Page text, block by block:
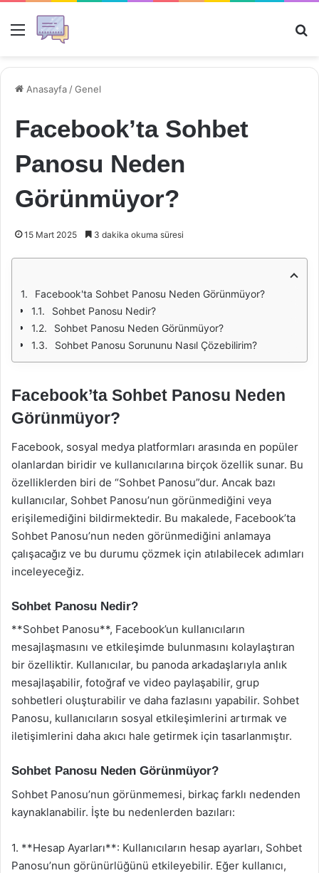
Menü
Anasayfa /Genel
Facebook’ta Sohbet
Panosu Neden
Görünmüyor?
15 Mart 2025 3 dakika okuma süresi
Facebook'ta Sohbet Panosu Neden Görünmüyor?
Sohbet Panosu Nedir?
Sohbet Panosu Neden Görünmüyor?
Sohbet Panosu Sorununu Nasıl Çözebilirim?
Facebook’ta Sohbet Panosu Neden
Görünmüyor?
Facebook, sosyal medya platformları arasında en popüler
olanlardan biridir ve kullanıcılarına birçok özellik sunar. Bu
özelliklerden biri de “Sohbet Panosu”dur. Ancak bazı
kullanıcılar, Sohbet Panosu’nun görünmediğini veya
erişilemediğini bildirmektedir. Bu makalede, Facebook’ta
Sohbet Panosu’nun neden görünmediğini anlamaya
çalışacağız ve bu durumu çözmek için atılabilecek adımları
inceleyeceğiz.
Sohbet Panosu Nedir?
**Sohbet Panosu**, Facebook’un kullanıcıların
mesajlaşmasını ve etkileşimde bulunmasını kolaylaştıran
bir özelliktir. Kullanıcılar, bu panoda arkadaşlarıyla anlık
mesajlaşabilir, fotoğraf ve video paylaşabilir, grup
sohbetleri oluşturabilir ve daha fazlasını yapabilir. Sohbet
Panosu, kullanıcıların sosyal etkileşimlerini artırmak ve
iletişimlerini daha akıcı hale getirmek için tasarlanmıştır.
Sohbet Panosu Neden Görünmüyor?
Sohbet Panosu’nun görünmemesi, birkaç farklı nedenden
kaynaklanabilir. İşte bu nedenlerden bazıları:
1. **Hesap Ayarları**: Kullanıcıların hesap ayarları, Sohbet
Panosu’nun görünürlüğünü etkileyebilir. Eğer kullanıcı,